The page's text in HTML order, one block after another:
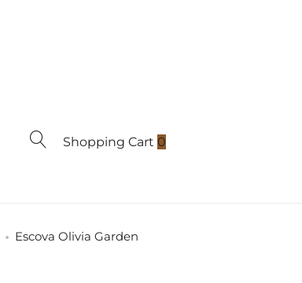
Shopping Cart 0
Escova Olivia Garden